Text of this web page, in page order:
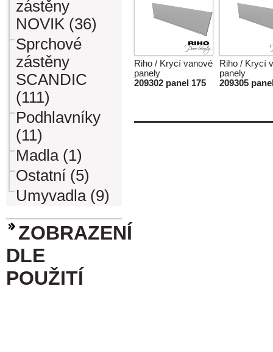
zástěny
NOVIK (36)
Sprchové
zástěny
SCANDIC
(111)
Podhlavníky
(11)
Madla (1)
Ostatní (5)
Umyvadla (9)
ZOBRAZENÍ
DLE
POUŽITÍ
Riho / Krycí vanové
panely
209302 panel 175
Riho / Krycí
panely
209305